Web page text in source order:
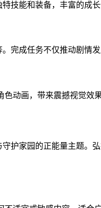
技能和装备，丰富的成
完成任务不仅推动剧情
动画，带来震撼视觉效
护家园的正能量主题。